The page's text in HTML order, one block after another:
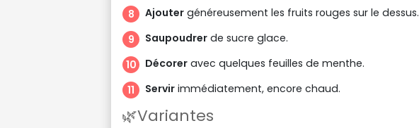
Ajouter généreusement les fruits rouges sur le dessus.
Saupoudrer de sucre glace.
Décorer avec quelques feuilles de menthe.
Servir immédiatement, encore chaud.
🌿Variantes